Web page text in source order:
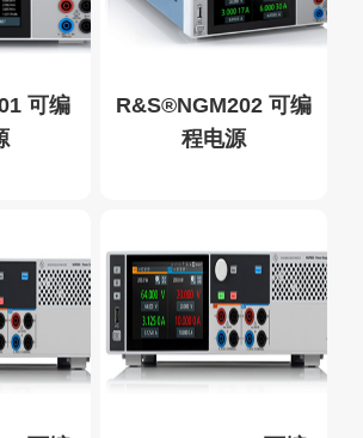
可编
R&S®NGM202 可编
程电源